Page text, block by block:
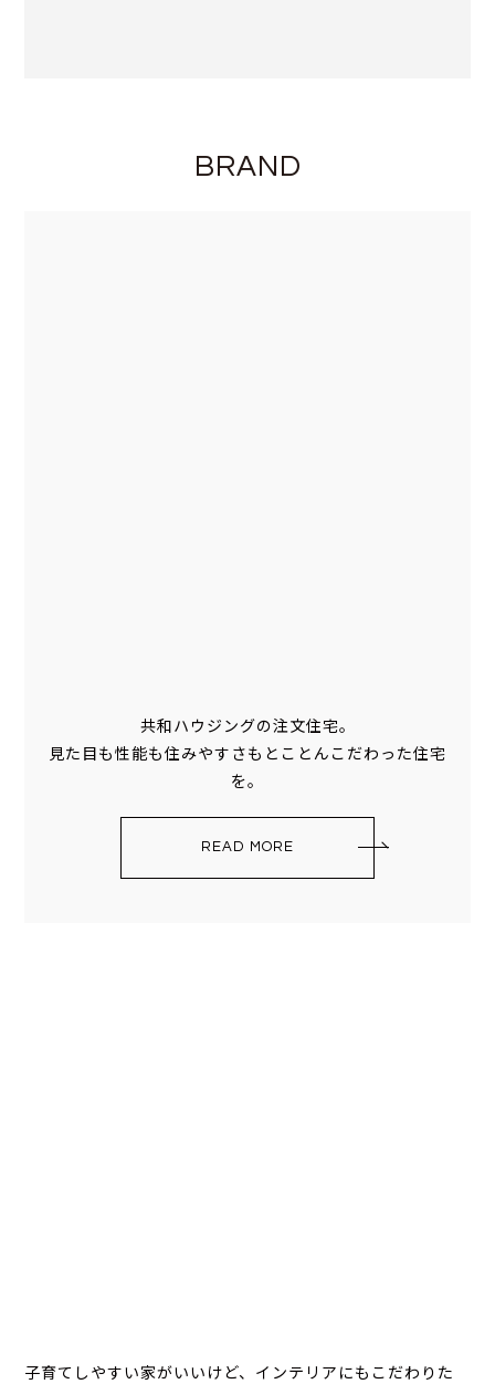
BRAND
共和ハウジングの注文住宅。
見た目も性能も住みやすさもとことんこだわった住宅
を。
READ MORE
子育てしやすい家がいいけど、インテリアにもこだわりた